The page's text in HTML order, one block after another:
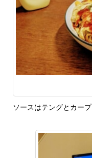
ソースはテングとカープ